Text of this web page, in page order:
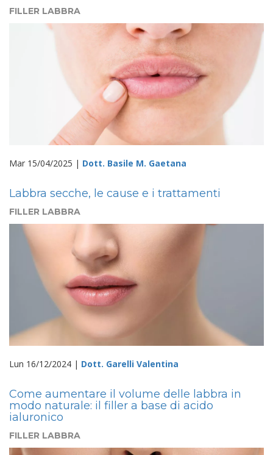
FILLER LABBRA
Mar 15/04/2025 | Dott. Basile M. Gaetana
Labbra secche, le cause e i trattamenti
FILLER LABBRA
Lun 16/12/2024 | Dott. Garelli Valentina
Come aumentare il volume delle labbra in
modo naturale: il filler a base di acido
ialuronico
FILLER LABBRA